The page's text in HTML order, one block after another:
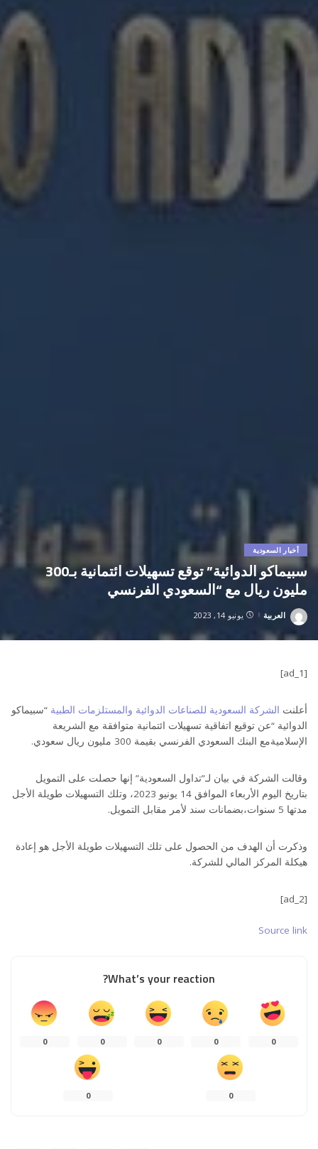
أخبار السعودية
سبيماكو الدوائية” توقع تسهيلات ائتمانية بـ300
مليون ريال مع “السعودي الفرنسي
Posted
العربية يونيو 14, 2023
[ad_1]
أعلنت الشركة السعودية للصناعات الدوائية والمستلزمات الطبية “سبيماكو
الدوائية “عن توقيع اتفاقية تسهيلات ائتمانية متوافقة مع الشريعة
الإسلاميةمع البنك السعودي الفرنسي بقيمة 300 مليون ريال سعودي.
وقالت الشركة في بيان لـ”تداول السعودية” إنها حصلت على التمويل
بتاريخ اليوم الأربعاء الموافق 14 يونيو 2023، وتلك التسهيلات طويلة الأجل
مدتها 5 سنوات،بضمانات سند لأمر مقابل التمويل.
وذكرت أن الهدف من الحصول على تلك التسهيلات طويلة الأجل هو إعادة
هيكلة المركز المالي للشركة.
[ad_2]
Source link
What’s your reaction?
0
0
0
0
0
0
0